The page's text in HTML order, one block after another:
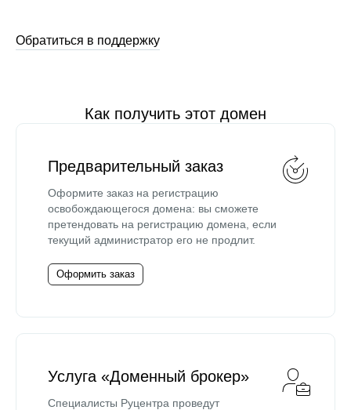
Обратиться в поддержку
Как получить этот домен
Предварительный заказ
Оформите заказ на регистрацию
освобождающегося домена: вы сможете
претендовать на регистрацию домена, если
текущий администратор его не продлит.
Оформить заказ
Услуга «Доменный брокер»
Специалисты Руцентра проведут